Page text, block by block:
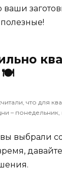
ваши
🍽️
что для
– понедельник,
выбрали